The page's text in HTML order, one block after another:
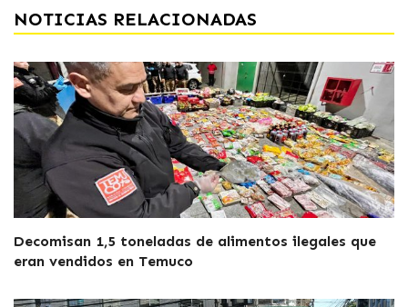
NOTICIAS RELACIONADAS
Decomisan 1,5 toneladas de alimentos ilegales que
eran vendidos en Temuco